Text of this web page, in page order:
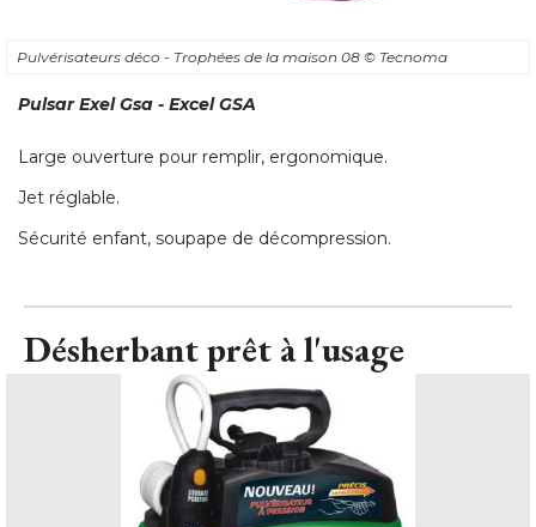
Pulvérisateurs déco - Trophées de la maison 08 © Tecnoma
Pulsar Exel Gsa - Excel GSA
Large ouverture pour remplir, ergonomique.
Jet réglable.
Sécurité enfant, soupape de décompression.
Désherbant prêt à l'usage